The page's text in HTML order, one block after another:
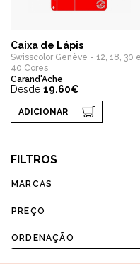
Caixa de Lápis
Swisscolor Genève - 12, 18, 30 e
40 Cores
Carand'Ache
Desde 19.60€
ADICIONAR
FILTROS
MARCAS
PREÇO
ORDENAÇÃO